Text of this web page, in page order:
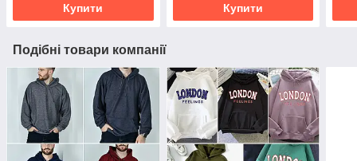
Купити Купити
Подібні товари компанії